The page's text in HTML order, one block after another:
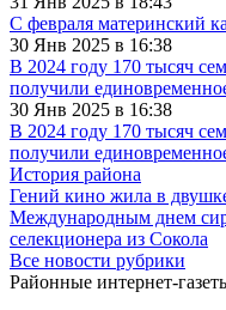
С февраля материнский
30 Янв 2025 в 16:38
В 2024 году 170 тысяч
получили
30 Янв 2025 в 16:38
В 2024 году 170 тысяч
получили
История района
Гений кино жила в
Международным днем
селекционера из Сокола
Все новости рубрики
Районные интернет-